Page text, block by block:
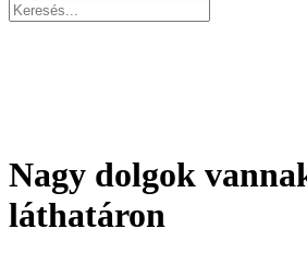
Nagy dolgok
láthatáron